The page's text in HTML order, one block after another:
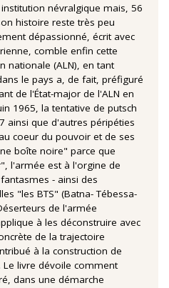
névralgique mais, 56
histoire reste très peu
dépassionné, écrit avec
comble enfin cette
nationale (ALN), en tant
le pays a, de fait, préfiguré
de l'État-major de l'ALN en
1965, la tentative de putsch
ainsi que d'autres péripéties
coeur du pouvoir et de ses
boîte noire" parce que
l'armée est à l'orgine de
- ainsi des
"les BTS" (Batna- Tébessa-
de l'armée
à les déconstruire avec
de la trajectoire
à la construction de
livre dévoile comment
dans une démarche